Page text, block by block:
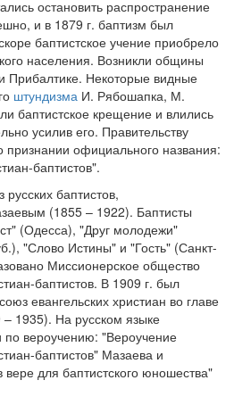
остановить распространение
и в 1879 г. баптизм был
баптистское учение приобрело
населения. Возникли общины
Прибалтике. Некоторые видные
штундизма И. Рябошапка, М.
баптистское крещение и влились
усилив его. Правительству
официального названия:
баптистов".
баптистов,
(1855 – 1922). Баптисты
(Одесса), "Друг молодежи"
"Слово Истины" и "Гость" (Санкт-
Миссионерское общество
баптистов. В 1909 г. был
евангельских христиан во главе
1935). На русском языке
по вероучению: "Вероучение
баптистов" Мазаева и
вере для баптистского юношества"